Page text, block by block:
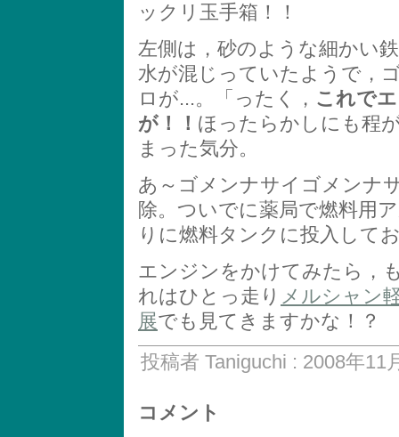
ックリ玉手箱！！
左側は，砂のような細かい
水が混じっていたようで，
ロが...。「ったく， これで
が！！ ほったらかしにも程
まった気分。
あ～ゴメンナサイゴメンナ
除。ついでに薬局で燃料用
りに燃料タンクに投入して
エンジンをかけてみたら，
れはひとっ走り メルシャン
展でも見てきますかな！？
投稿者 Taniguchi : 2008年11
コメント